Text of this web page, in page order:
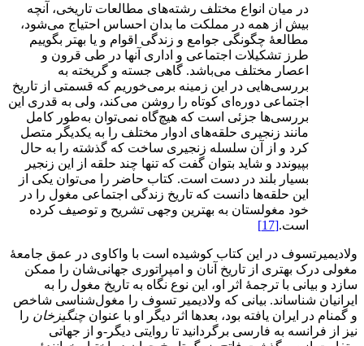
در میان انواع مختلف رشته‌های مطالعات تاریخی، آنچه
بیش از همه در مملکت ما بدان احساس احتیاج می‌شود،
مطالعۀ چگونگی جوامع و زندگی اقوام و یا بهتر بگوییم
طرز تشکیلات اجتماعی و اداری آنها در طی قرون و
اعصار مختلف می‌باشد. گاهی جسته و گریخته به
بررسی‌هایی در این زمینه برمی‌خوریم که قسمتی از تاریخ
اجتماعی دوره‌ای کوتاه را روشن می‌کند، ولی به قدری این
بررسی‌ها جزئی است که هیچ‌گاه نمی‌توان به‌طور کامل
مانند زنجیری حلقه‌های ادوار مختلف را به یکدیگر متصل
کرد و از آن سلسله زنجیری ساخت که گذشته را به حال
بپیوندد و شاید بتوان گفت که تنها چند حلقه از این زنجیر
بسیار بلند در دست است. کتاب حاضر را می‌توان یکی از
این حلقه‌ها دانست که تاریخ زندگی اجتماعی مغول را در
خود مغولستان به بهترین وجهی تشریح و توصیف کرده
است.[17]
ولادیمیرتسوف در این کتاب کوشیده است با واکاوی در عمق جامعۀ
مغولی درک بهتری از تاریخ آنان و امپراتوری جهانی‌شان را ممکن
سازد و بیانی با ترجمۀ اثر او، این نوع نگاه به تاریخ مغول را به
ایرانیان شناساند. بیانی که ولادیمیر تسوف را مغول‌شناسی شاخص
و گمنام در ایران یافته بود، بعدها اثر دیگر او با عنوان چنگیزخان را
نیز از فرانسه به فارسی برگردانید تا روایتی دیگر-و از جهاتی